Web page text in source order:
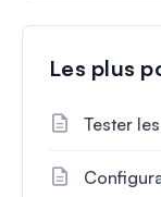
Les plus
Tester